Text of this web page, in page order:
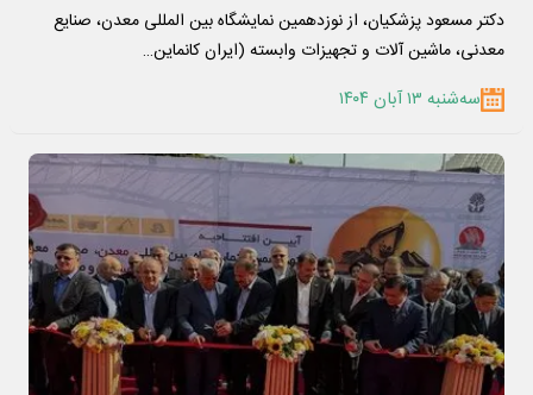
دکتر مسعود پزشکیان، از نوزدهمین نمایشگاه بین المللی معدن، صنایع
معدنی، ماشین آلات و تجهیزات وابسته (ایران کانماین…
سه‌شنبه ۱۳ آبان ۱۴۰۴